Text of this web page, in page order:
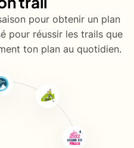
pour obtenir un plan
pour réussir les trails que
ton plan au quotidien.